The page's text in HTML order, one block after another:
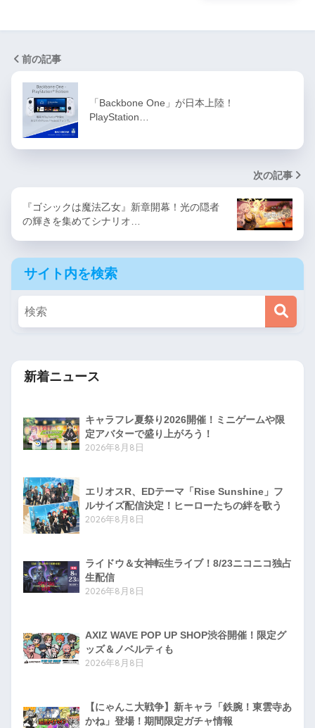
前の記事
「Backbone One」が日本上陸！
PlayStation…
次の記事
『ゴシックは魔法乙女』新章開幕！光の隠者
の輝きを集めてシナリオ…
サイト内を検索
新着ニュース
キャラフレ夏祭り2026開催！ミニゲームや限
定アバターで盛り上がろう！
2026年8月8日
エリオスR、EDテーマ「Rise Sunshine」フ
ルサイズ配信決定！ヒーローたちの絆を歌う
2026年8月8日
ライドウ＆女神転生ライブ！8/23ニコニコ独占
生配信
2026年8月8日
AXIZ WAVE POP UP SHOP渋谷開催！限定グ
ッズ＆ノベルティも
2026年8月8日
【にゃんこ大戦争】新キャラ「鉄腕！東雲寺あ
かね」登場！期間限定ガチャ情報